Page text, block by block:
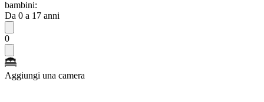
bambini:
Da 0 a 17 anni
0
Aggiungi una camera